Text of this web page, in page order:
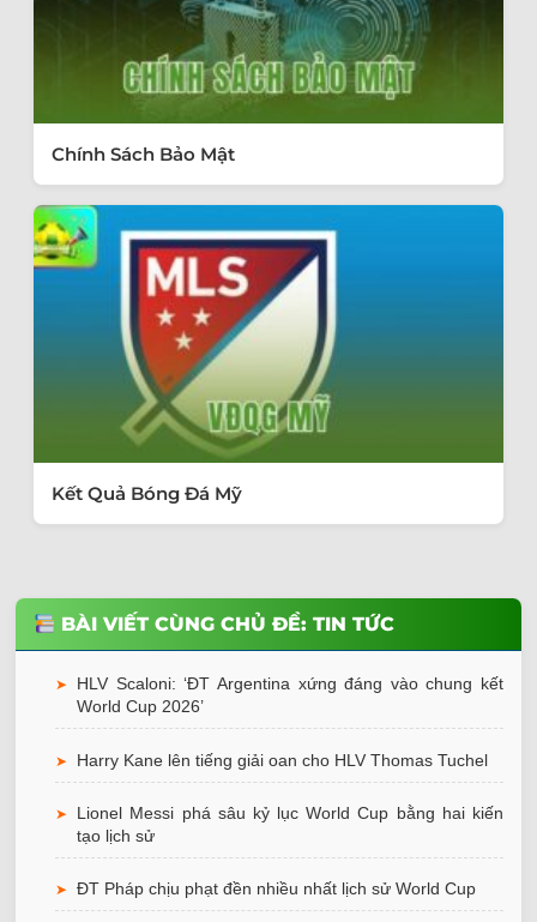
Chính Sách Bảo Mật
Kết Quả Bóng Đá Mỹ
BÀI VIẾT CÙNG CHỦ ĐỀ: TIN TỨC
➤
HLV Scaloni: ‘ĐT Argentina xứng đáng vào chung kết
World Cup 2026’
➤ Harry Kane lên tiếng giải oan cho HLV Thomas Tuchel
➤
Lionel Messi phá sâu kỷ lục World Cup bằng hai kiến
tạo lịch sử
➤ ĐT Pháp chịu phạt đền nhiều nhất lịch sử World Cup